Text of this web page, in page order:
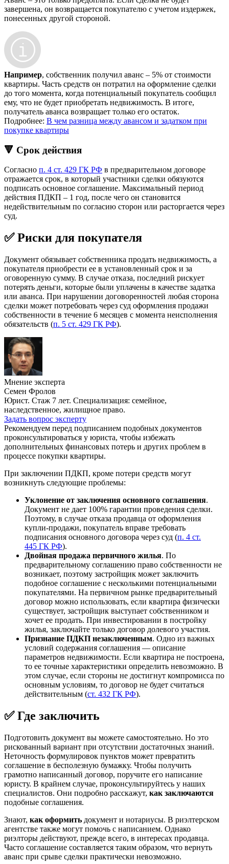
завершена, он возвращается покупателю с учетом издержек,
понесенных другой стороной.
Например, собственник получил аванс – 5% от стоимости
квартиры. Часть средств он потратил на оформление сделки
до того момента, когда потенциальный покупатель сообщил
ему, что не будет приобретать недвижимость. В итоге,
получатель аванса возвращает только его остаток.
Подробнее: В чем разница между авансом и задатком при
покупке квартиры
🔻 Срок действия
Согласно п. 4 ст. 429 ГК РФ в предварительном договоре
отражается срок, в который участники сделки обязуются
подписать основное соглашение. Максимальный период
действия ПДКП – 1 год, после чего он становится
недействительным по согласию сторон или расторгается через
суд.
✅ Риски для покупателя
Документ обязывает собственника продать недвижимость, а
покупателя приобрести ее в установленный срок и за
оговоренную сумму. В случае отказа, последний рискует
потерять деньги, которые были уплачены в качестве задатка
или аванса. При нарушении договоренностей любая сторона
сделки может потребовать через суд оформления продажи
собственности в течение 6 месяцев с момента неисполнения
обязательств (п. 5 ст. 429 ГК РФ).
Мнение эксперта
Семен Фролов
Юрист. Стаж 7 лет. Специализация: семейное,
наследственное, жилищное право.
Задать вопрос эксперту
Рекомендуем перед подписанием подобных документов
проконсультироваться у юриста, чтобы избежать
дополнительных финансовых потерь и других проблем в
процессе покупки квартиры.
При заключении ПДКП, кроме потери средств могут
возникнуть следующие проблемы:
Уклонение от заключения основного соглашения.
Документ не дает 100% гарантии проведения сделки.
Поэтому, в случае отказа продавца от оформления
купли-продажи, покупатель вправе требовать
подписания основного договора через суд (п. 4 ст.
445 ГК РФ).
Двойная продажа первичного жилья. По
предварительному соглашению право собственности не
возникает, поэтому застройщик может заключить
подобное соглашение с несколькими потенциальными
покупателями. На первичном рынке предварительный
договор можно использовать, если квартира физически
существует, застройщик выступает собственником и
хочет ее продать. При инвестировании в постройку
жилья, заключайте только договор долевого участия.
Признание ПДКП незаключенным. Одно из важных
условий содержания соглашения — описание
параметров недвижимости. Если квартира не построена,
то ее точные характеристики определить невозможно. В
этом случае, если стороны не достигнут компромисса по
основным условиям, то договор не будет считаться
действительным (ст. 432 ГК РФ).
✅ Где заключить
Подготовить документ вы можете самостоятельно. Но это
рискованный вариант при отсутствии достаточных знаний.
Неточность формулировок пунктов может превратить
соглашение в бесполезную бумажку. Чтобы получить
грамотно написанный договор, поручите его написание
юристу. В крайнем случае, проконсультируйтесь у наших
специалистов. Они подробно расскажут, как заключаются
подобные соглашения.
Знают, как оформить документ и нотариусы. В риэлтерском
агентстве также могут помочь с написанием. Однако
риэлторы действуют, прежде всего, в интересах продавца.
Часто соглашение составляется таким образом, что вернуть
аванс при срыве сделки практически невозможно.